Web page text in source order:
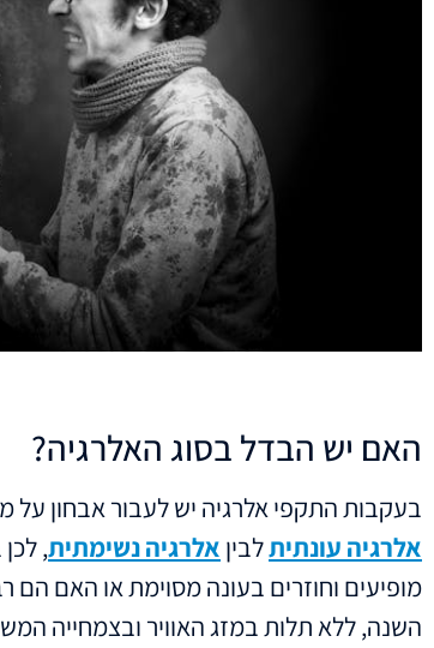
האם יש הבדל בסוג האלרגיה?
בעקבות התקפי אלרגיה יש לעבור אבחון על
אלרגיה עונתיתלבין אלרגיה נשימתית,
מופיעים וחוזרים בעונה מסוימת או האם
השנה, ללא תלות במזג האוויר ובצמחייה